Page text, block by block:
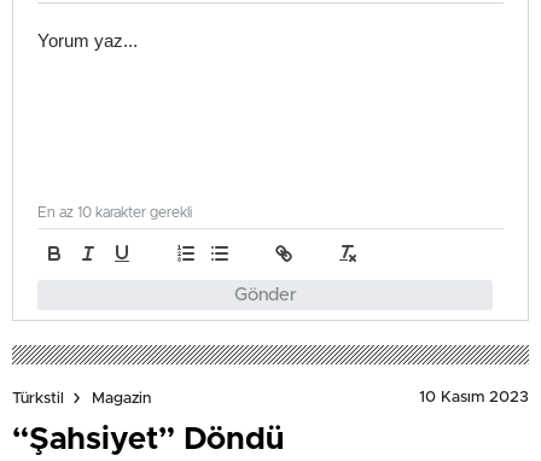
Gönder
En az 10 karakter gerekli
Türkstil Magazin 10 Kasım 2023
“Şahsiyet” Döndü